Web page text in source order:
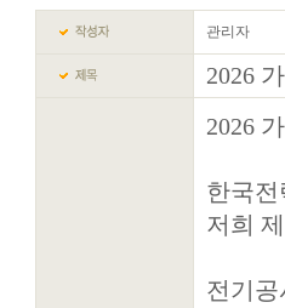
관리자
2026
2026
한국
저희
전기